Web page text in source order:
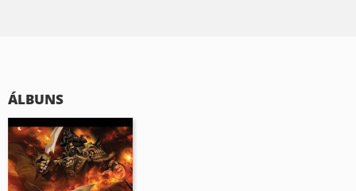
ÁLBUNS